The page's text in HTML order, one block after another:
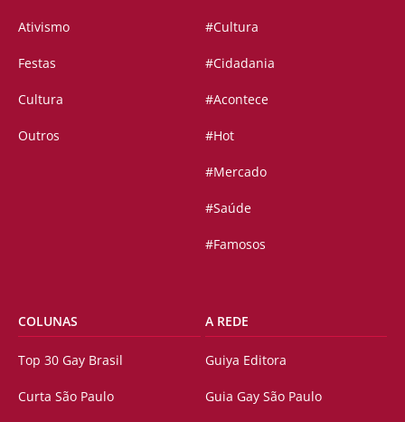
Ativismo
Festas
Cultura
Outros
#Cultura
#Cidadania
#Acontece
#Hot
#Mercado
#Saúde
#Famosos
COLUNAS
Top 30 Gay Brasil
Curta São Paulo
A REDE
Guiya Editora
Guia Gay São Paulo